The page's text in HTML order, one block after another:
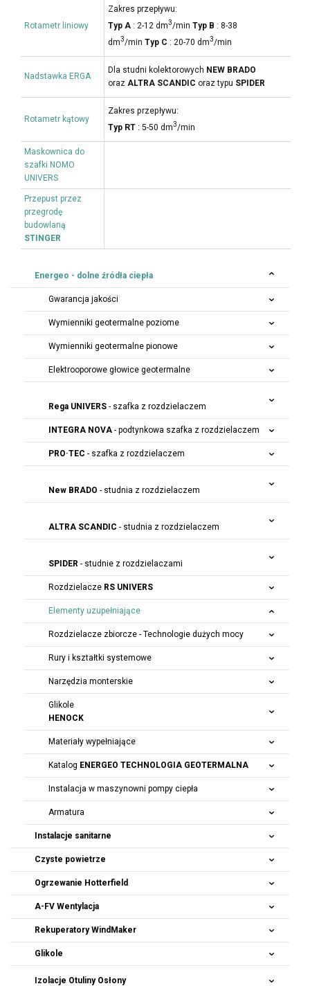
Rotametr liniowy
Zakres przepływu:
Typ A : 2-12 dm3/min Typ B : 8-38
dm3/min Typ C : 20-70 dm3/min
Nadstawka ERGA
Dla studni kolektorowych NEW BRADO
oraz ALTRA SCANDIC oraz typu SPIDER
Rotametr kątowy
Zakres przepływu:
Typ RT : 5-50 dm3/min
Maskownica do
szafki NOMO
UNIVERS
Przepust przez
przegrodę
budowlaną
STINGER
Energeo - dolne źródła ciepła
Gwarancja jakości
Wymienniki geotermalne poziome
Wymienniki geotermalne pionowe
Elektrooporowe głowice geotermalne
Rega UNIVERS - szafka z rozdzielaczem
INTEGRA NOVA - podtynkowa szafka z rozdzielaczem
PRO·TEC - szafka z rozdzielaczem
New BRADO - studnia z rozdzielaczem
ALTRA SCANDIC - studnia z rozdzielaczem
SPIDER - studnie z rozdzielaczami
Rozdzielacze RS UNIVERS
Elementy uzupełniające
Rozdzielacze zbiorcze - Technologie dużych mocy
Rury i kształtki systemowe
Narzędzia monterskie
Glikole
HENOCK
Materiały wypełniające
Katalog ENERGEO TECHNOLOGIA GEOTERMALNA
Instalacja w maszynowni pompy ciepła
Armatura
Instalacje sanitarne
Czyste powietrze
Ogrzewanie Hotterfield
A-FV Wentylacja
RekuperatoryWindMaker
Glikole
Izolacje Otuliny Osłony